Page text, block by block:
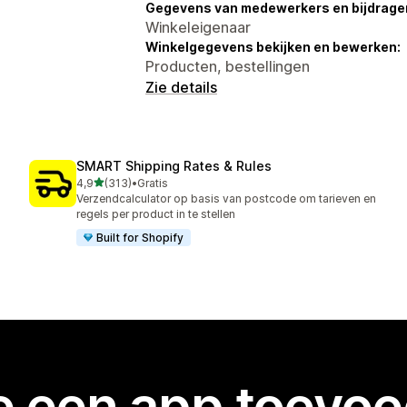
Gegevens van medewerkers en
Winkeleigenaar
Winkelgegevens bekijken en bewerken:
Producten, bestellingen
Zie details
SMART Shipping Rates & Rules
4,9van 5 sterren
(313)
313 recensies in totaal
•Gratis
Verzendcalculator op basis van postcode om tarieven en
regels per product in te stellen
Built for Shopify